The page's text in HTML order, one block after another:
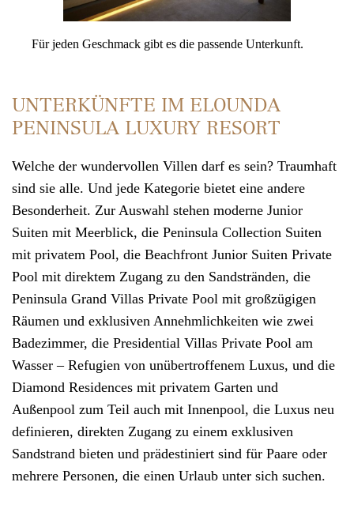
Für jeden Geschmack gibt es die passende Unterkunft.
UNTERKÜNFTE IM ELOUNDA
PENINSULA LUXURY RESORT
Welche der wundervollen Villen darf es sein? Traumhaft
sind sie alle. Und jede Kategorie bietet eine andere
Besonderheit. Zur Auswahl stehen moderne Junior
Suiten mit Meerblick, die Peninsula Collection Suiten
mit privatem Pool, die Beachfront Junior Suiten Private
Pool mit direktem Zugang zu den Sandstränden, die
Peninsula Grand Villas Private Pool mit großzügigen
Räumen und exklusiven Annehmlichkeiten wie zwei
Badezimmer, die Presidential Villas Private Pool am
Wasser – Refugien von unübertroffenem Luxus, und die
Diamond Residences mit privatem Garten und
Außenpool zum Teil auch mit Innenpool, die Luxus neu
definieren, direkten Zugang zu einem exklusiven
Sandstrand bieten und prädestiniert sind für Paare oder
mehrere Personen, die einen Urlaub unter sich suchen.